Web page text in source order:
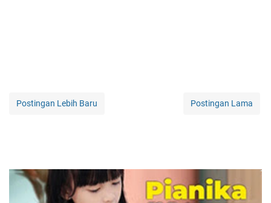
Postingan Lebih Baru Postingan Lama